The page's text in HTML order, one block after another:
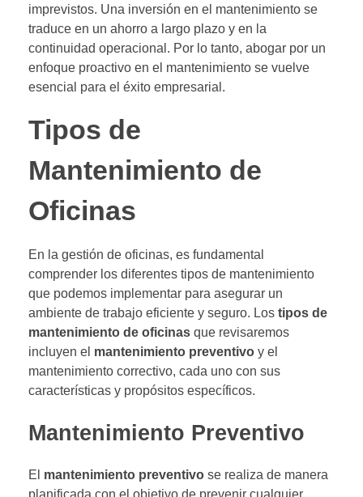
imprevistos. Una inversión en el mantenimiento se
traduce en un ahorro a largo plazo y en la
continuidad operacional. Por lo tanto, abogar por un
enfoque proactivo en el mantenimiento se vuelve
esencial para el éxito empresarial.
Tipos de
Mantenimiento de
Oficinas
En la gestión de oficinas, es fundamental
comprender los diferentes tipos de mantenimiento
que podemos implementar para asegurar un
ambiente de trabajo eficiente y seguro. Los tipos de
mantenimiento de oficinas que revisaremos
incluyen el mantenimiento preventivo y el
mantenimiento correctivo, cada uno con sus
características y propósitos específicos.
Mantenimiento Preventivo
El mantenimiento preventivo se realiza de manera
planificada con el objetivo de prevenir cualquier